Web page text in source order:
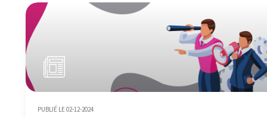
PUBLIÉ LE 02-12-2024